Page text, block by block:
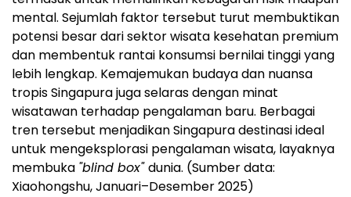
mental. Sejumlah faktor tersebut turut membuktikan
potensi besar dari sektor wisata kesehatan premium
dan membentuk rantai konsumsi bernilai tinggi yang
lebih lengkap. Kemajemukan budaya dan nuansa
tropis Singapura juga selaras dengan minat
wisatawan terhadap pengalaman baru. Berbagai
tren tersebut menjadikan Singapura destinasi ideal
untuk mengeksplorasi pengalaman wisata, layaknya
membuka "blind box"dunia. (Sumber data:
Xiaohongshu, Januari–Desember 2025)